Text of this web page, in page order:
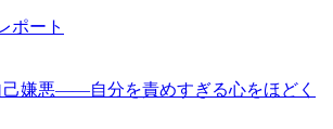
ポート
己嫌悪――自分を責めすぎる心をほどく